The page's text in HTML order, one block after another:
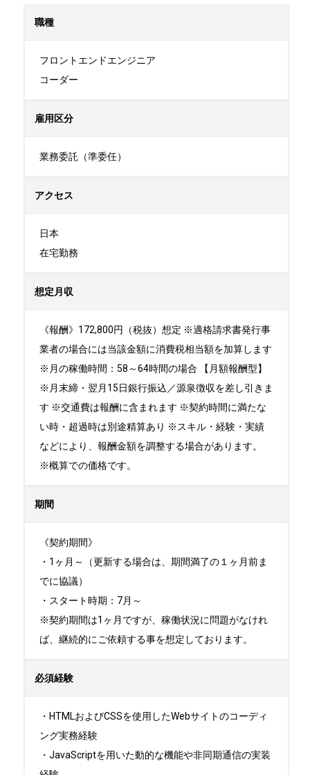
職種
フロントエンドエンジニア
コーダー
雇用区分
業務委託（準委任）
アクセス
日本
在宅勤務
想定月収
《報酬》172,800円（税抜）想定 ※適格請求書発行事
業者の場合には当該金額に消費税相当額を加算します
※月の稼働時間：58～64時間の場合 【月額報酬型】
※月末締・翌月15日銀行振込／源泉徴収を差し引きま
す ※交通費は報酬に含まれます ※契約時間に満たな
い時・超過時は別途精算あり ※スキル・経験・実績
などにより、報酬金額を調整する場合があります。
※概算での価格です。
期間
《契約期間》
・1ヶ月～（更新する場合は、期間満了の１ヶ月前ま
でに協議）
・スタート時期：7月～
※契約期間は1ヶ月ですが、稼働状況に問題がなけれ
ば、継続的にご依頼する事を想定しております。
必須経験
・HTMLおよびCSSを使用したWebサイトのコーディ
ング実務経験
・JavaScriptを用いた動的な機能や非同期通信の実装